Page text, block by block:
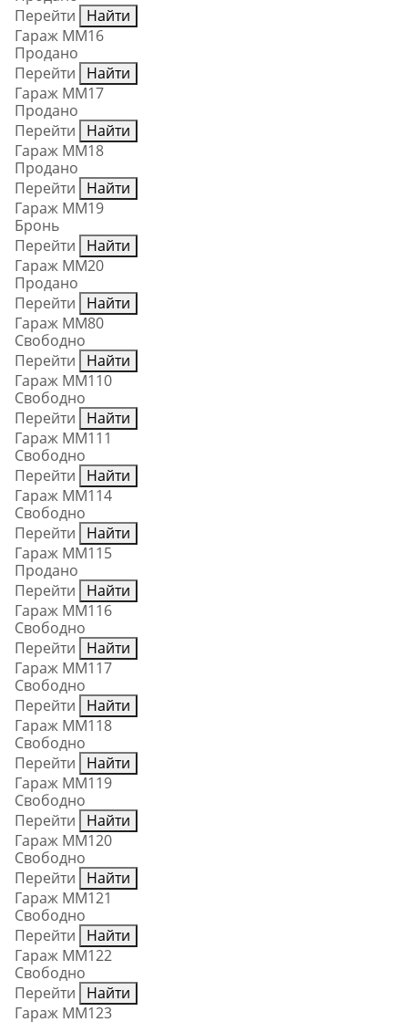
Перейти
Найти
Гараж ММ16
Продано
Перейти
Найти
Гараж ММ17
Продано
Перейти
Найти
Гараж ММ18
Продано
Перейти
Найти
Гараж ММ19
Бронь
Перейти
Найти
Гараж ММ20
Продано
Перейти
Найти
Гараж ММ80
Свободно
Перейти
Найти
Гараж ММ110
Свободно
Перейти
Найти
Гараж ММ111
Свободно
Перейти
Найти
Гараж ММ114
Свободно
Перейти
Найти
Гараж ММ115
Продано
Перейти
Найти
Гараж ММ116
Свободно
Перейти
Найти
Гараж ММ117
Свободно
Перейти
Найти
Гараж ММ118
Свободно
Перейти
Найти
Гараж ММ119
Свободно
Перейти
Найти
Гараж ММ120
Свободно
Перейти
Найти
Гараж ММ121
Свободно
Перейти
Найти
Гараж ММ122
Свободно
Перейти
Найти
Гараж ММ123